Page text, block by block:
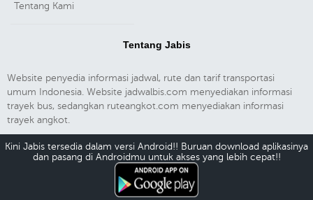
Tentang Kami
Tentang Jabis
Website penyedia informasi jadwal, rute dan tarif transportasi
umum Indonesia. Website jadwalbis.com menyediakan informasi
trayek bus, sedangkan ruteangkot.com menyediakan informasi
trayek angkot.
Kini Jabis tersedia dalam versi Android!! Buruan download aplikasinya
dan pasang di Androidmu untuk akses yang lebih cepat!!